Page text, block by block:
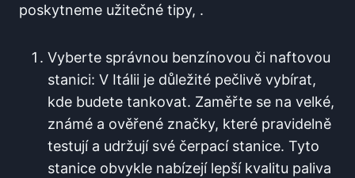
poskytneme užitečné tipy,⁢ .
Vyberte správnou benzínovou či naftovou
stanici: ⁢V Itálii je důležité pečlivě vybírat,
kde budete tankovat. Zaměřte se na velké,‌
známé a ověřené značky, které pravidelně
testují a udržují své ⁤čerpací stanice. Tyto
stanice obvykle nabízejí lepší kvalitu paliva